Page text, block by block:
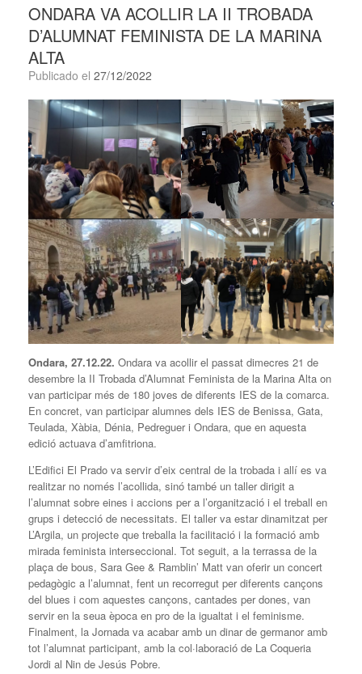
ONDARA VA ACOLLIR LA II TROBADA
D’ALUMNAT FEMINISTA DE LA MARINA
ALTA
Publicado el 27/12/2022
Ondara, 27.12.22. Ondara va acollir el passat dimecres 21 de
desembre la II Trobada d’Alumnat Feminista de la Marina Alta on
van participar més de 180 joves de diferents IES de la comarca.
En concret, van participar alumnes dels IES de Benissa, Gata,
Teulada, Xàbia, Dénia, Pedreguer i Ondara, que en aquesta
edició actuava d’amfitriona.
L’Edifici El Prado va servir d’eix central de la trobada i allí es va
realitzar no només l’acollida, sinó també un taller dirigit a
l’alumnat sobre eines i accions per a l’organització i el treball en
grups i detecció de necessitats. El taller va estar dinamitzat per
L’Argila, un projecte que treballa la facilitació i la formació amb
mirada feminista interseccional. Tot seguit, a la terrassa de la
plaça de bous, Sara Gee & Ramblin’ Matt van oferir un concert
pedagògic a l’alumnat, fent un recorregut per diferents cançons
del blues i com aquestes cançons, cantades per dones, van
servir en la seua època en pro de la igualtat i el feminisme.
Finalment, la Jornada va acabar amb un dinar de germanor amb
tot l’alumnat participant, amb la col·laboració de La Coqueria
Jordi al Nin de Jesús Pobre.